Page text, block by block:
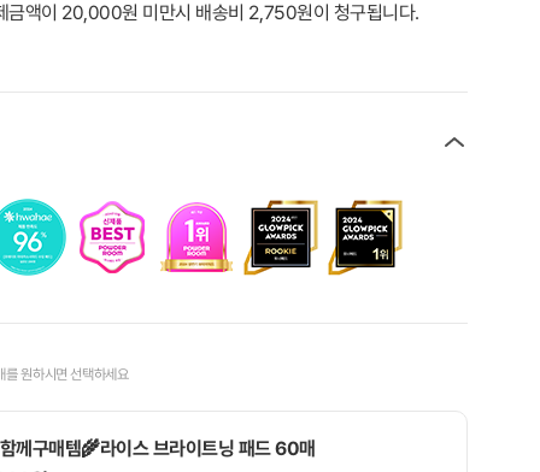
금액이 20,000원 미만시 배송비 2,750원이 청구됩니다.
를 원하시면 선택하세요
께구매템🌾라이스 브라이트닝 패드 60매